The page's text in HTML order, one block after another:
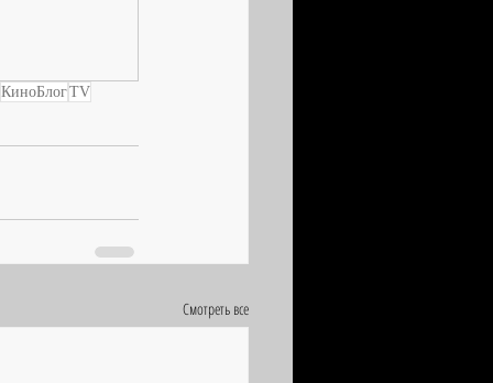
КиноБлогTV
Смотреть все